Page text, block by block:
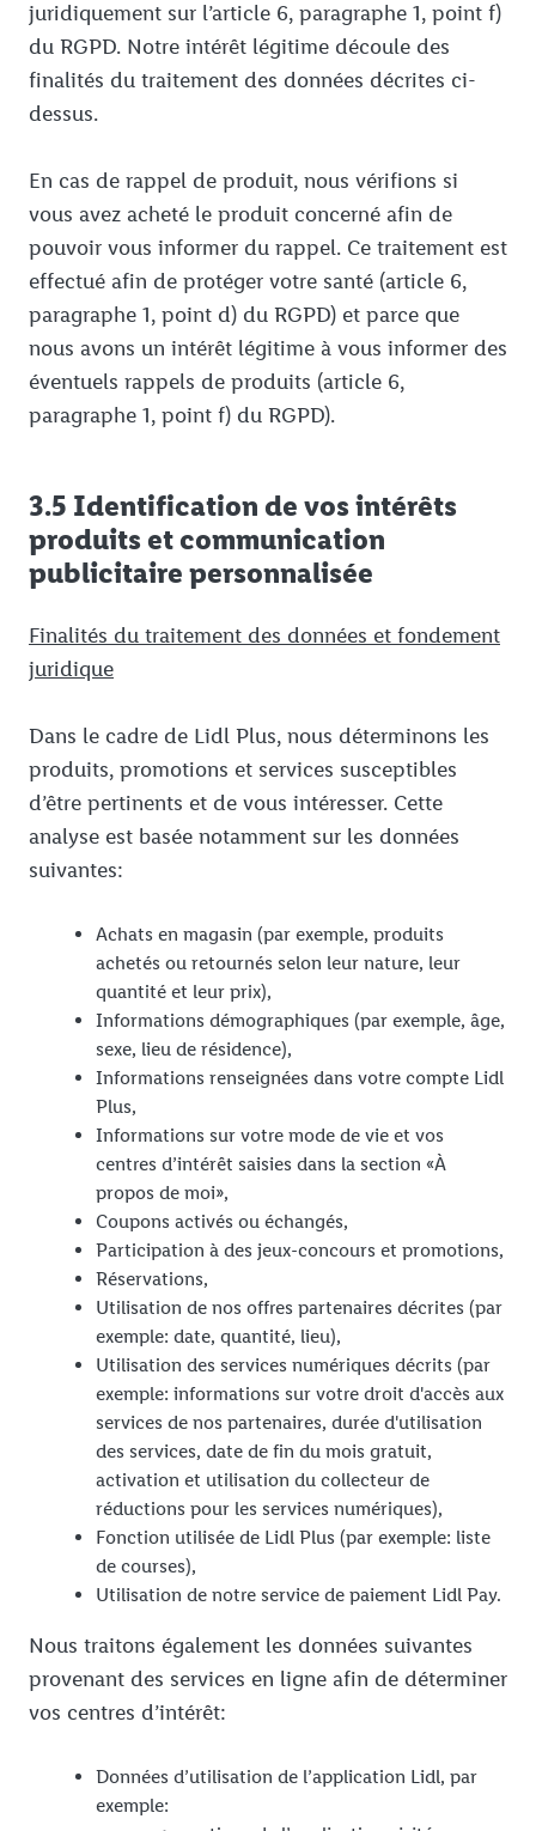
juridiquement sur l’article 6, paragraphe 1, point f)
du RGPD. Notre intérêt légitime découle des
finalités du traitement des données décrites ci-
dessus.
En cas de rappel de produit, nous vérifions si
vous avez acheté le produit concerné afin de
pouvoir vous informer du rappel. Ce traitement est
effectué afin de protéger votre santé (article 6,
paragraphe 1, point d) du RGPD) et parce que
nous avons un intérêt légitime à vous informer des
éventuels rappels de produits (article 6,
paragraphe 1, point f) du RGPD).
3.5 Identification de vos intérêts
produits et communication
publicitaire personnalisée
Finalités du traitement des données et fondement
juridique
Dans le cadre de Lidl Plus, nous déterminons les
produits, promotions et services susceptibles
d’être pertinents et de vous intéresser. Cette
analyse est basée notamment sur les données
suivantes:
Achats en magasin (par exemple, produits
achetés ou retournés selon leur nature, leur
quantité et leur prix),
Informations démographiques (par exemple, âge,
sexe, lieu de résidence),
Informations renseignées dans votre compte Lidl
Plus,
Informations sur votre mode de vie et vos
centres d’intérêt saisies dans la section «À
propos de moi»,
Coupons activés ou échangés,
Participation à des jeux-concours et promotions,
Réservations,
Utilisation de nos offres partenaires décrites (par
exemple: date, quantité, lieu),
Utilisation des services numériques décrits (par
exemple: informations sur votre droit d'accès aux
services de nos partenaires, durée d'utilisation
des services, date de fin du mois gratuit,
activation et utilisation du collecteur de
réductions pour les services numériques),
Fonction utilisée de Lidl Plus (par exemple: liste
de courses),
Utilisation de notre service de paiement Lidl Pay.
Nous traitons également les données suivantes
provenant des services en ligne afin de déterminer
vos centres d’intérêt:
Données d’utilisation de l’application Lidl, par
exemple: